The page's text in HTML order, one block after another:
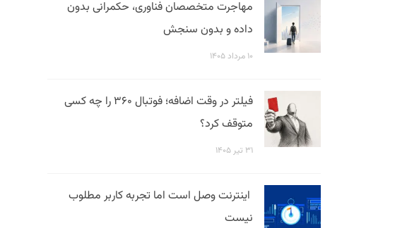
مهاجرت متخصصان فناوری، حکمرانی بدون
داده و بدون سنجش
۱۰ مرداد ۱۴۰۵
فیلتر در وقت اضافه؛ فوتبال ۳۶۰ را چه کسی
متوقف کرد؟
۳۱ تیر ۱۴۰۵
اینترنت وصل است اما تجربه کاربر مطلوب
نیست